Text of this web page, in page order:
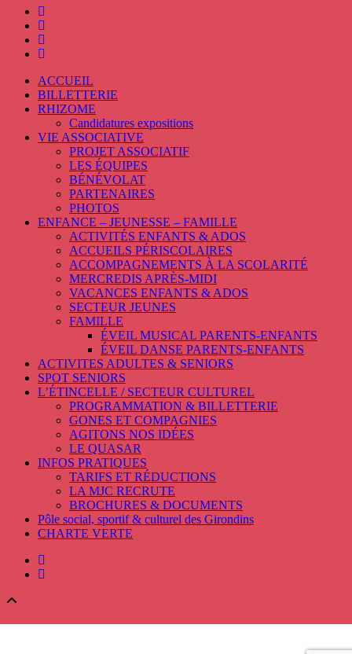
ACCUEIL
BILLETTERIE
RHIZOME
Candidatures expositions
VIE ASSOCIATIVE
PROJET ASSOCIATIF
LES ÉQUIPES
BÉNÉVOLAT
PARTENAIRES
PHOTOS
ENFANCE – JEUNESSE – FAMILLE
ACTIVITÉS ENFANTS & ADOS
ACCUEILS PÉRISCOLAIRES
ACCOMPAGNEMENTS À LA SCOLARITÉ
MERCREDIS APRÈS-MIDI
VACANCES ENFANTS & ADOS
SECTEUR JEUNES
FAMILLE
ÉVEIL MUSICAL PARENTS-ENFANTS
ÉVEIL DANSE PARENTS-ENFANTS
ACTIVITES ADULTES & SENIORS
SPOT SENIORS
L’ÉTINCELLE / SECTEUR CULTUREL
PROGRAMMATION & BILLETTERIE
GONES ET COMPAGNIES
AGITONS NOS IDÉES
LE QUASAR
INFOS PRATIQUES
TARIFS ET RÉDUCTIONS
LA MJC RECRUTE
BROCHURES & DOCUMENTS
Pôle social, sportif & culturel des Girondins
CHARTE VERTE
facebook
instagram